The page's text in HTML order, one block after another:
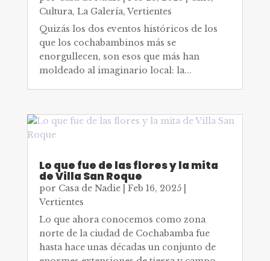
Cultura, La Galería, Vertientes
Quizás los dos eventos históricos de los
que los cochabambinos más se
enorgullecen, son esos que más han
moldeado al imaginario local: la...
Lo que fue de las flores y la mita
de Villa San Roque
por Casa de Nadie| Feb 16, 2025|
Vertientes
Lo que ahora conocemos como zona
norte de la ciudad de Cochabamba fue
hasta hace unas décadas un conjunto de